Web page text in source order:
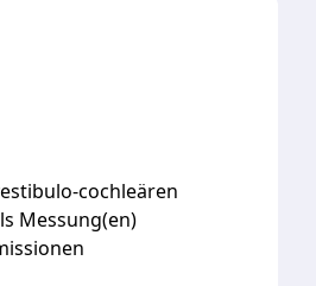
cochleären
Messung(en)